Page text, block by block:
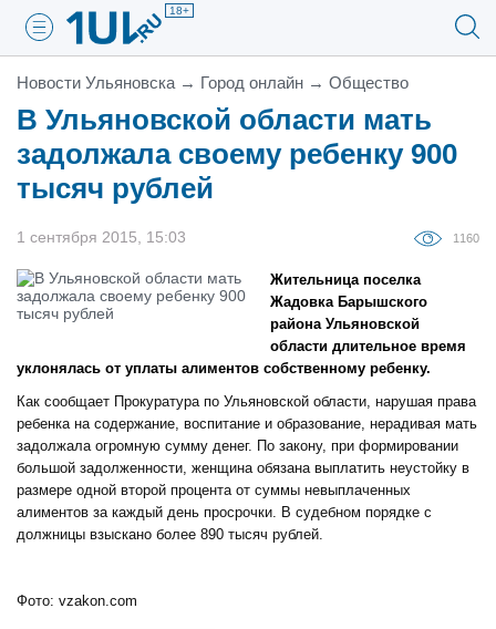
18+
Новости Ульяновска → Город онлайн → Общество
В Ульяновской области мать
задолжала своему ребенку 900
тысяч рублей
1 сентября 2015, 15:03 1160
Жительница поселка
Жадовка Барышского
района Ульяновской
области длительное время
уклонялась от уплаты алиментов собственному ребенку.
Как сообщает Прокуратура по Ульяновской области, нарушая права
ребенка на содержание, воспитание и образование, нерадивая мать
задолжала огромную сумму денег. По закону, при формировании
большой задолженности, женщина обязана выплатить неустойку в
размере одной второй процента от суммы невыплаченных
алиментов за каждый день просрочки. В судебном порядке с
должницы взыскано более 890 тысяч рублей.
Фото: vzakon.com